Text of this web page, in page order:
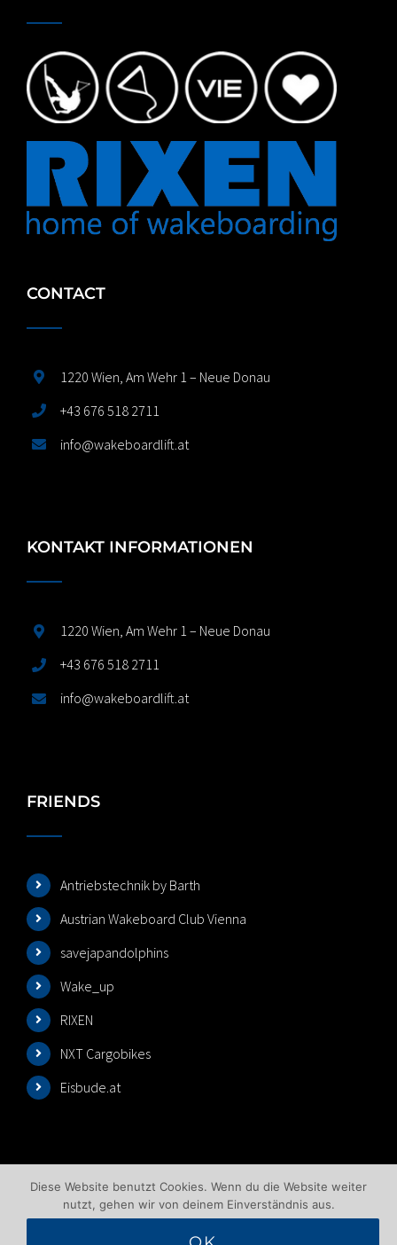
CONTACT
1220 Wien, Am Wehr 1 – Neue Donau
+43 676 518 2711
info@wakeboardlift.at
KONTAKT INFORMATIONEN
1220 Wien, Am Wehr 1 – Neue Donau
+43 676 518 2711
info@wakeboardlift.at
FRIENDS
Antriebstechnik by Barth
Austrian Wakeboard Club Vienna
savejapandolphins
Wake_up
RIXEN
NXT Cargobikes
Eisbude.at
Diese Website benutzt Cookies. Wenn du die Website weiter
nutzt, gehen wir von deinem Einverständnis aus.